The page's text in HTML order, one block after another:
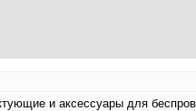
и аксессуары для